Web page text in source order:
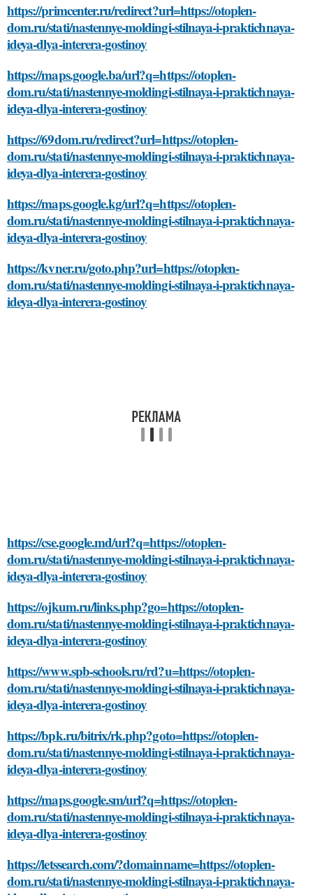
https://primcenter.ru/redirect?url=https://otoplen-
dom.ru/stati/nastennye-moldingi-stilnaya-i-praktichnaya-
ideya-dlya-interera-gostinoy
https://maps.google.ba/url?q=https://otoplen-
dom.ru/stati/nastennye-moldingi-stilnaya-i-praktichnaya-
ideya-dlya-interera-gostinoy
https://69dom.ru/redirect?url=https://otoplen-
dom.ru/stati/nastennye-moldingi-stilnaya-i-praktichnaya-
ideya-dlya-interera-gostinoy
https://maps.google.kg/url?q=https://otoplen-
dom.ru/stati/nastennye-moldingi-stilnaya-i-praktichnaya-
ideya-dlya-interera-gostinoy
https://kvner.ru/goto.php?url=https://otoplen-
dom.ru/stati/nastennye-moldingi-stilnaya-i-praktichnaya-
ideya-dlya-interera-gostinoy
https://cse.google.md/url?q=https://otoplen-
dom.ru/stati/nastennye-moldingi-stilnaya-i-praktichnaya-
ideya-dlya-interera-gostinoy
https://ojkum.ru/links.php?go=https://otoplen-
dom.ru/stati/nastennye-moldingi-stilnaya-i-praktichnaya-
ideya-dlya-interera-gostinoy
https://www.spb-schools.ru/rd?u=https://otoplen-
dom.ru/stati/nastennye-moldingi-stilnaya-i-praktichnaya-
ideya-dlya-interera-gostinoy
https://bpk.ru/bitrix/rk.php?goto=https://otoplen-
dom.ru/stati/nastennye-moldingi-stilnaya-i-praktichnaya-
ideya-dlya-interera-gostinoy
https://maps.google.sm/url?q=https://otoplen-
dom.ru/stati/nastennye-moldingi-stilnaya-i-praktichnaya-
ideya-dlya-interera-gostinoy
https://letssearch.com/?domainname=https://otoplen-
dom.ru/stati/nastennye-moldingi-stilnaya-i-praktichnaya-